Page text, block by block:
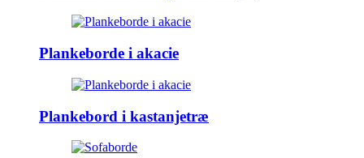
Plankeborde i akacie
Plankebord i kastanjetræ